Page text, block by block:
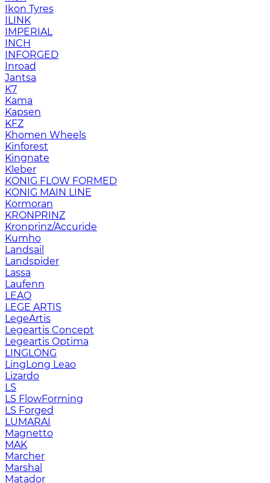
Ikon Tyres
ILINK
IMPERIAL
INCH
INFORGED
Inroad
Jantsa
K7
Kama
Kapsen
KFZ
Khomen Wheels
Kinforest
Kingnate
Kleber
KONIG FLOW FORMED
KONIG MAIN LINE
Kormoran
KRONPRINZ
Kronprinz/Accuride
Kumho
Landsail
Landspider
Lassa
Laufenn
LEAO
LEGE ARTIS
LegeArtis
Legeartis Concept
Legeartis Optima
LINGLONG
LingLong Leao
Lizardo
LS
LS FlowForming
LS Forged
LUMARAI
Magnetto
MAK
Marcher
Marshal
Matador